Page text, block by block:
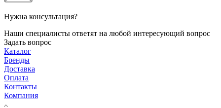
Нужна консультация?
Наши специалисты ответят на любой интересующий вопрос
Задать вопрос
Каталог
Бренды
Доставка
Оплата
Контакты
Компания